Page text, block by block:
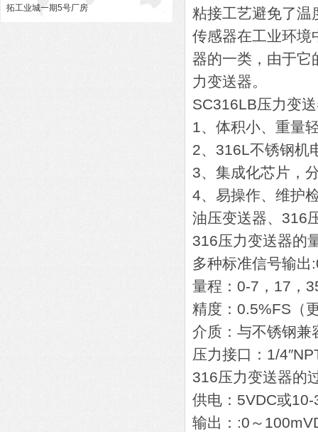
拓工业城一期5号厂房
粘接工艺避免了温
传感器在工业环境
器的一类，由于它
力变送器。
SC316LB压力变
1、体积小、重量
2、316L不锈钢机
3、集成化芯片，
4、易操作、维护
油压变送器、316
316压力变送器的
多种标准信号输
量程：0-7，17，
精度：0.5%FS（
介质：与不锈钢兼
压力接口：1/
316压力变送器的
供电：5VDC或10-
输出：:0～